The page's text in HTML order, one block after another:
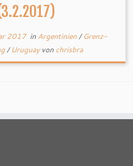
2017in Argentinien/Grenz-
/Uruguay von chrisbra